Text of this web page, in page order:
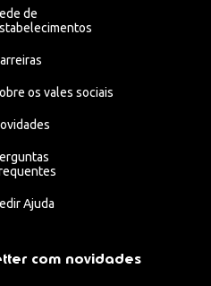
de
os vales sociais
Ajuda
com novidades